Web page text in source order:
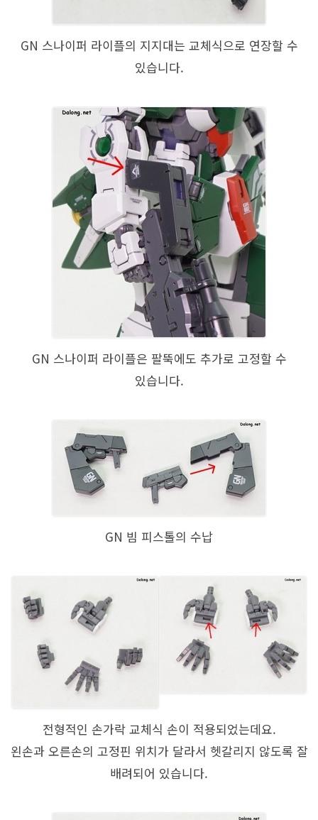
GN 스나이퍼 라이플의 지지대는 교체식으로 연장할 수
있습니다.
GN 스나이퍼 라이플은 팔뚝에도 추가로 고정할 수
있습니다.
GN 빔 피스톨의 수납
전형적인 손가락 교체식 손이 적용되었는데요.
왼손과 오른손의 고정핀 위치가 달라서 헷갈리지 않도록 잘
배려되어 있습니다.